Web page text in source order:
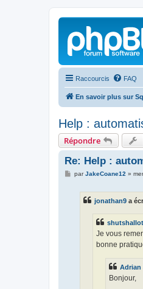
Raccourcis FAQ
En savoir plus sur
Help :
Répondre
Re: Help :
MparJakeCoane12 »
jonathan9 a
Je vous
bonne
Adrian
Bonjour,